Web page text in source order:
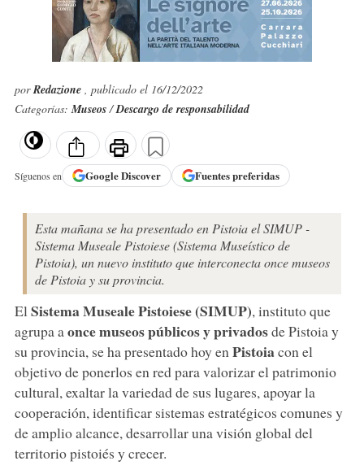
porRedazione , publicado el 16/12/2022
Categorías:Museos/Descargo de responsabilidad
Síguenos en GoogleDiscover Fuentes preferidas
Esta mañana se ha presentado en Pistoia el SIMUP -
Sistema Museale Pistoiese (Sistema Museístico de
Pistoia), un nuevo instituto que interconecta once museos
de Pistoia y su provincia.
El Sistema Museale Pistoiese (SIMUP), instituto que
agrupa a once museos públicos y privadosde Pistoia y
su provincia, se ha presentado hoy en Pistoiacon el
objetivo de ponerlos en red para valorizar el patrimonio
cultural, exaltar la variedad de sus lugares, apoyar la
cooperación, identificar sistemas estratégicos comunes y
de amplio alcance, desarrollar una visión global del
territorio pistoiés y crecer.